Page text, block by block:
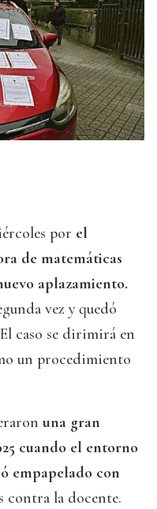
por el
de matemáticas
aplazamiento.
vez y quedó
caso se dirimirá en
un procedimiento
una gran
cuando el entorno
empapelado con
contra la docente.